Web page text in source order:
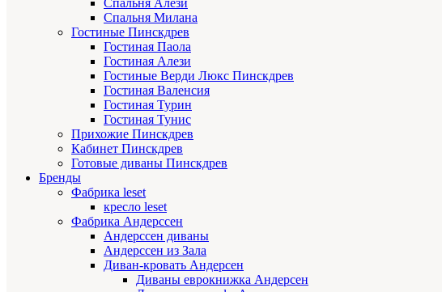
Спальня Милана
Гостиные Пинскдрев
Гостиная Паола
Гостиная Алези
Гостиные Верди Люкс Пинскдрев
Гостиная Валенсия
Гостиная Турин
Гостиная Тунис
Прихожие Пинскдрев
Кабинет Пинскдрев
Готовые диваны Пинскдрев
Бренды
Фабрика leset
кресло leset
Фабрика Андерссен
Андерссен диваны
Андерссен из Зала
Диван-кровать Андерсен
Диваны еврокнижка Андерсен